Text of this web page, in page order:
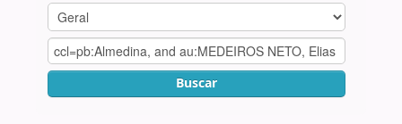
Buscar